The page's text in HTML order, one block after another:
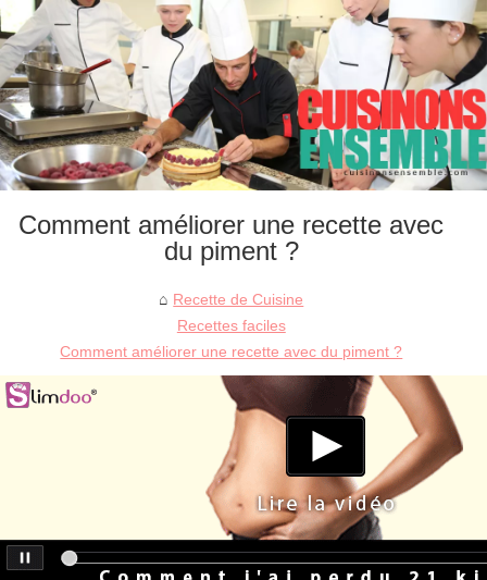
Comment améliorer une recette avec
du piment ?
Recette de Cuisine
Recettes faciles
Comment améliorer une recette avec du piment ?